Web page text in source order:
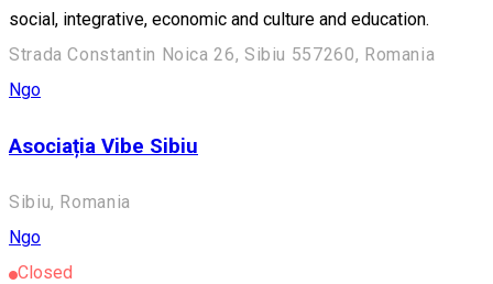
social, integrative, economic and culture and education.
Strada Constantin Noica 26, Sibiu 557260, Romania
Ngo
Asociația Vibe Sibiu
Sibiu, Romania
Ngo
Closed